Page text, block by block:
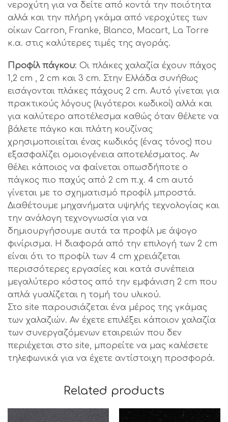
νεροχύτη για να δείτε από κοντά την ποιότητα
αλλά και την πλήρη γκάμα από νεροχύτες των
οίκων Carron, Franke, Blanco, Macart, La Torre
κ.α. στις καλύτερες τιμές της αγοράς.
Προφίλ πάγκου: Οι πλάκες χαλαζία έχουν πάχος
1,2 cm , 2 cm και 3 cm. Στην Ελλάδα συνήθως
εισάγονται πλάκες πάχους 2 cm. Αυτό γίνεται για
πρακτικούς λόγους (λιγότεροι κωδικοί) αλλά και
για καλύτερο αποτέλεσμα καθώς όταν θέλετε να
βάλετε πάγκο και πλάτη κουζίνας
χρησιμοποιείται ένας κωδικός (ένας τόνος) που
εξασφαλίζει ομοιογένεια αποτελέσματος. Αν
θέλει κάποιος να φαίνεται οπωσδήποτε ο
πάγκος πιο παχύς από 2 cm π.χ. 4 cm αυτό
γίνεται με το σχηματισμό προφίλ μπροστά.
Διαθέτουμε μηχανήματα υψηλής τεχνολογίας και
την ανάλογη τεχνογνωσία για να
δημιουργήσουμε αυτά τα προφίλ με άψογο
φινίρισμα. Η διαφορά από την επιλογή των 2 cm
είναι ότι το προφίλ των 4 cm χρειάζεται
περισσότερες εργασίες και κατά συνέπεια
μεγαλύτερο κόστος από την εμφάνιση 2 cm που
απλά γυαλίζεται η τομή του υλικού.
Στο site παρουσιάζεται ένα μέρος της γκάμας
των χαλαζιών. Αν έχετε επιλέξει κάποιον χαλαζία
των συνεργαζόμενων εταιρειών που δεν
περιέχεται στο site, μπορείτε να μας καλέσετε
τηλεφωνικά για να έχετε αντίστοιχη προσφορά.
Related products